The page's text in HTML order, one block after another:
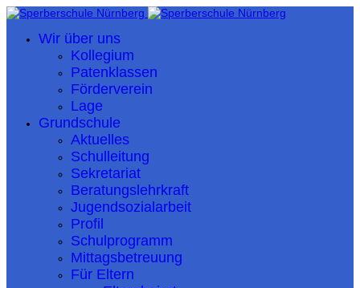
Wir über uns
Kollegium
Patenklassen
Förderverein
Lage
Grundschule
Aktuelles
Schulleitung
Sekretariat
Beratungslehrkraft
Jugendsozialarbeit
Profil
Schulprogramm
Mittagsbetreuung
Für Eltern